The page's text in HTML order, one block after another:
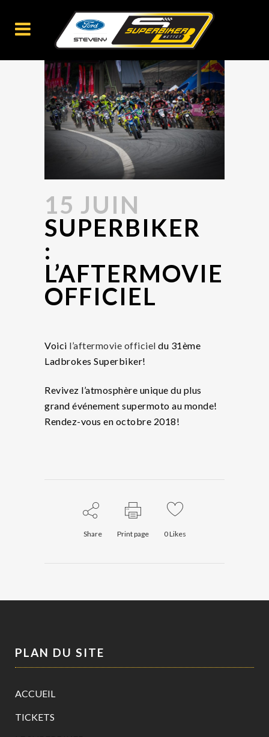
15 JUIN
SUPERBIKER
:
L’AFTERMOVIE
OFFICIEL
Voici l’aftermovie officiel du 31ème
Ladbrokes Superbiker!
Revivez l’atmosphère unique du plus
grand événement supermoto au monde!
Rendez-vous en octobre 2018!
Share Print page 0Likes
PLAN DU SITE
ACCUEIL
TICKETS